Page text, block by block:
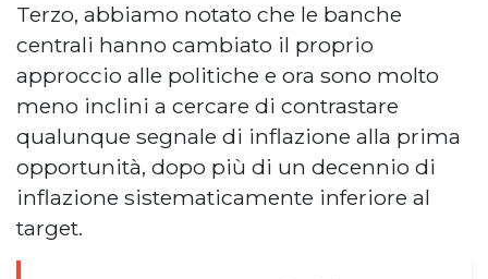
Terzo, abbiamo notato che le banche
centrali hanno cambiato il proprio
approccio alle politiche e ora sono molto
meno inclini a cercare di contrastare
qualunque segnale di inflazione alla prima
opportunità, dopo più di un decennio di
inflazione sistematicamente inferiore al
target.